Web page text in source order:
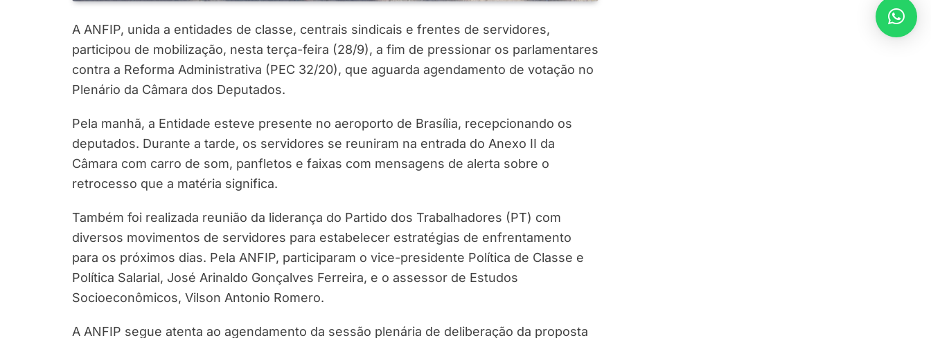
A ANFIP, unida a entidades de classe, centrais sindicais e frentes de servidores,
participou de mobilização, nesta terça-feira (28/9), a fim de pressionar os parlamentares
contra a Reforma Administrativa (PEC 32/20), que aguarda agendamento de votação no
Plenário da Câmara dos Deputados.
Pela manhã, a Entidade esteve presente no aeroporto de Brasília, recepcionando os
deputados. Durante a tarde, os servidores se reuniram na entrada do Anexo II da
Câmara com carro de som, panfletos e faixas com mensagens de alerta sobre o
retrocesso que a matéria significa.
Também foi realizada reunião da liderança do Partido dos Trabalhadores (PT) com
diversos movimentos de servidores para estabelecer estratégias de enfrentamento
para os próximos dias. Pela ANFIP, participaram o vice-presidente Política de Classe e
Política Salarial, José Arinaldo Gonçalves Ferreira, e o assessor de Estudos
Socioeconômicos, Vilson Antonio Romero.
A ANFIP segue atenta ao agendamento da sessão plenária de deliberação da proposta